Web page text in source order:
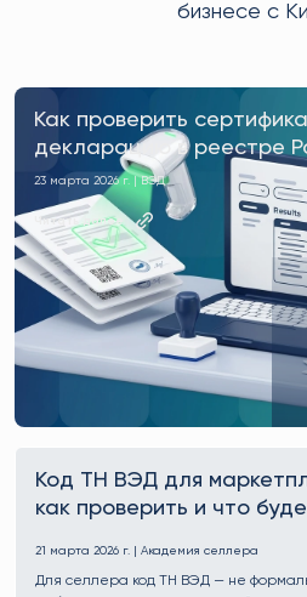
бизнесе с
Как проверить
декларацию в реестре
23 марта 2026 г. | ВЭД
Читать далее
Код ТН ВЭД для
как проверить и что
21 марта 2026 г. | Академия селлера
Для селлера код ТН ВЭД — не